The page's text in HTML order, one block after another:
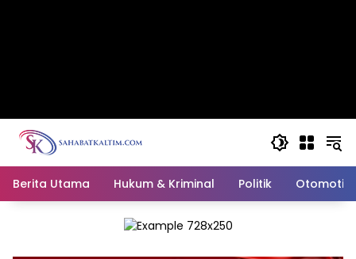
Berita Utama Hukum & Kriminal Politik Otomotif